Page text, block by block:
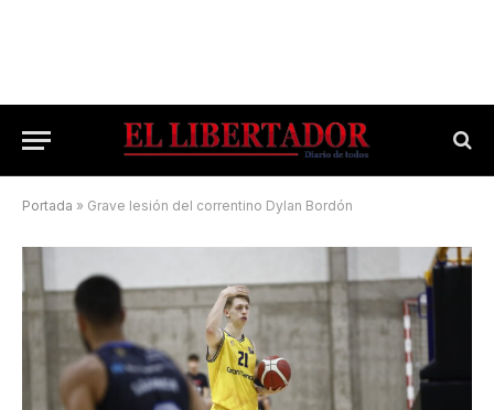
Portada » Grave lesión del correntino Dylan Bordón